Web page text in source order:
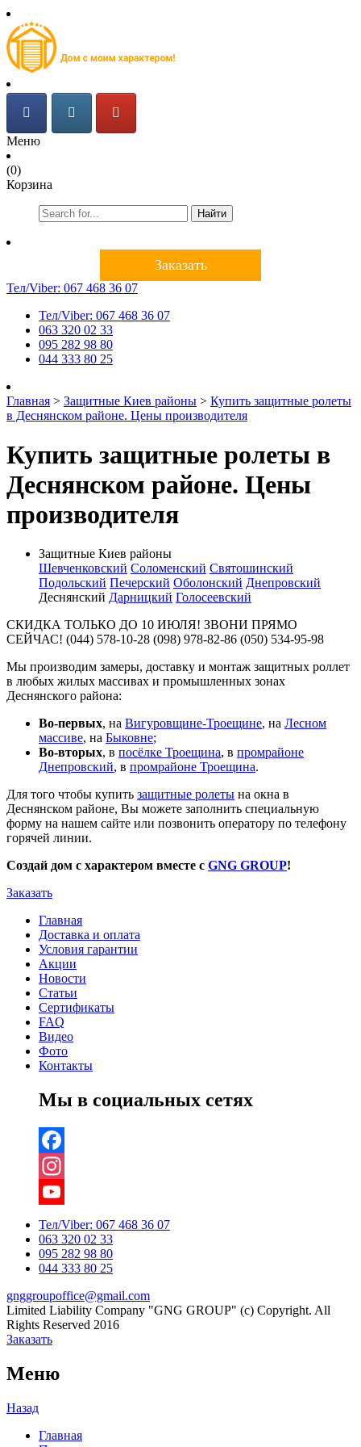
Меню
(0)
Корзина
Найти
Заказать
Тел/Viber: 067 468 36 07
Тел/Viber: 067 468 36 07
063 320 02 33
095 282 98 80
044 333 80 25
Главная > Защитные Киев районы > Купить защитные ролеты
в Деснянском районе. Цены производителя
Купить защитные ролеты в
Деснянском районе. Цены
производителя
Защитные Киев районы
Шевченковский Соломенский Святошинский
Подольский Печерский Оболонский Днепровский
Деснянский Дарницкий Голосеевский
СКИДКА ТОЛЬКО ДО 10 ИЮЛЯ! ЗВОНИ ПРЯМО
СЕЙЧАС! (044) 578-10-28 (098) 978-82-86 (050) 534-95-98
Мы производим замеры, доставку и монтаж защитных роллет
в любых жилых массивах и промышленных зонах
Деснянского района:
Во-первых, на Вигуровщине-Троещине, на Лесном
массиве, на Быковне;
Во-вторых, в посёлке Троещина, в промрайоне
Днепровский, в промрайоне Троещина.
Для того чтобы купить защитные ролеты на окна в
Деснянском районе, Вы можете заполнить специальную
форму на нашем сайте или позвонить оператору по телефону
горячей линии.
Создай дом с характером вместе с GNG GROUP!
Заказать
Главная
Доставка и оплата
Условия гарантии
Акции
Новости
Статьи
Сертификаты
FAQ
Видео
Фото
Контакты
Мы в социальных сетях
Facebook
Instagram
YouTube
Channel
Тел/Viber: 067 468 36 07
063 320 02 33
095 282 98 80
044 333 80 25
gnggroupoffice@gmail.com
Limited Liability Company "GNG GROUP" (c) Copyright. All
Rights Reserved 2016
Заказать
Меню
Назад
Главная